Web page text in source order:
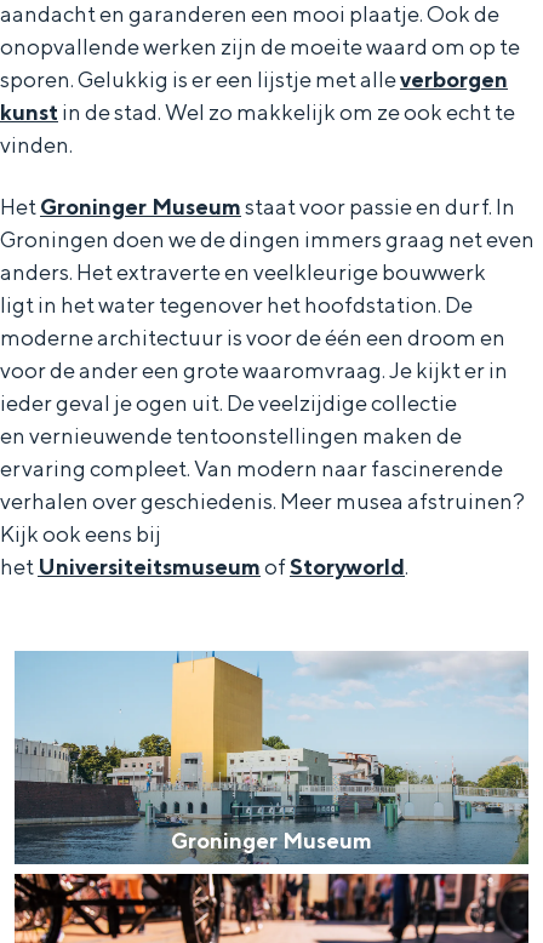
aandacht en garanderen een mooi plaatje. Ook de
onopvallende werken zijn de moeite waard om op te
sporen. Gelukkig is er een lijstje met alleverborgen
kunst in de stad. Wel zo makkelijk om ze ook echt te
vinden.
HetGroninger Museumstaat voor passie en durf. In
Groningen doen we de dingen immers graag net even
anders. Het extraverte en veelkleurige bouwwerk
ligt in het water tegenover het hoofdstation. De
moderne architectuur is voor de één een droom en
voor de ander een grote waaromvraag. Je kijkt er in
ieder geval je ogen uit. De veelzijdige collectie
en vernieuwende tentoonstellingen maken de
ervaring compleet. Van modern naar fascinerende
verhalen over geschiedenis. Meer musea afstruinen?
Kijk ook eens bij
het UniversiteitsmuseumofStoryworld.
Groninger Museum
o
n
i
n
g
V
e